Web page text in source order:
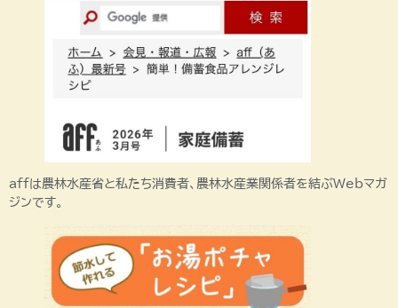
affは農林水産省と私たち消費者、農林水産業関係者を結ぶWebマガ
ジンです。